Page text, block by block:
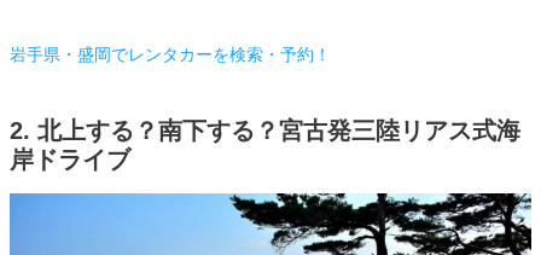
岩手県・盛岡でレンタカーを検索・予約！
2. 北上する？南下する？宮古発三陸リアス式海
岸ドライブ